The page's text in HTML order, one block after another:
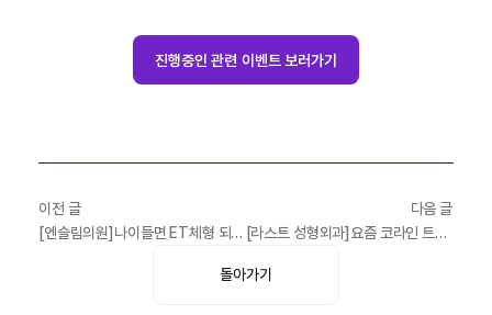
진행중인 관련 이벤트 보러가기
이전 글
[엔슬림의원]나이들면 ET체형 되는 이유! 노화와 뱃살의 상관관계, 그리고 뱃살 빼는 방법
다음 글
[라스트 성형외과]요즘 코라인 트렌드는 자려한코라고? 자려한코 대체 뭘까?!
돌아가기